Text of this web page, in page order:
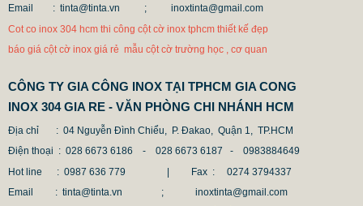
Email : tinta@tinta.vn ;
inoxtinta@gmail.com
Cot co inox 304 hcm thi công cột cờ inox tphcm thiết kế đẹp
báo giá cột cờ inox giá rẻ mẫu cột cờ trường học , cơ quan
CÔNG TY GIA CÔNG INOX TẠI TPHCM GIA CONG
INOX 304 GIA RE - VĂN PHÒNG CHI NHÁNH HCM
Địa chỉ
: 04 Nguyễn Đình Chiểu, P. Đakao, Quận 1, TP.HCM
Điện thoại : 028 6673 6186 - 028 6673 6187 -
0983884649
Hot line
: 0987 636 779 | Fax :
0274 3794337
Email
: tinta@tinta.vn ; inoxtinta@gmail.com